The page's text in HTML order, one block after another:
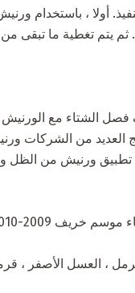
أولا ، باستخدام
ثم يتم تغطية ما
أزياء 2009-2010 فصل
، العسل